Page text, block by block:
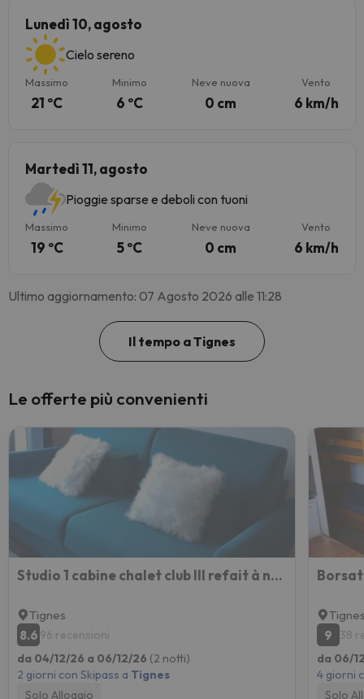
Lunedì 10, agosto
Cielo sereno
Massimo
21 ºC
Minimo
6 ºC
Neve nuova
0 cm
Vento
6 km/h
Martedì 11, agosto
Pioggie sparse e deboli con tuoni
Massimo
19 ºC
Minimo
5 ºC
Neve nuova
0 cm
Vento
6 km/h
Ultimo aggiornamento: 07 Agosto 2026 alle 11:28
Il tempo a Tignes
Le offerte più convenienti
Studio 1 cabine chalet club III refait à neuf
Tignes
8.6 96 recensioni
da 04/12/26 a 06/12/26 (2 notti)
2 giorni con Skipass a Tignes
Solo Alloggio
9
38
da 06/
4 giorni
Solo